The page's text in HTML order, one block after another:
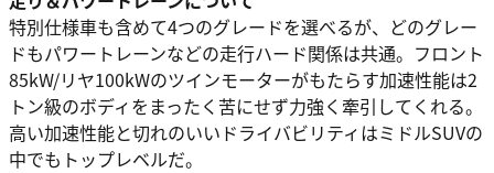
特別仕様車も含めて4つのグレードを選べるが、どのグレー
ドもパワートレーンなどの走行ハード関係は共通。フロント
85kW/リヤ100kWのツインモーターがもたらす加速性能は2
トン級のボディをまったく苦にせず力強く牽引してくれる。
高い加速性能と切れのいいドライバビリティはミドルSUVの
中でもトップレベルだ。